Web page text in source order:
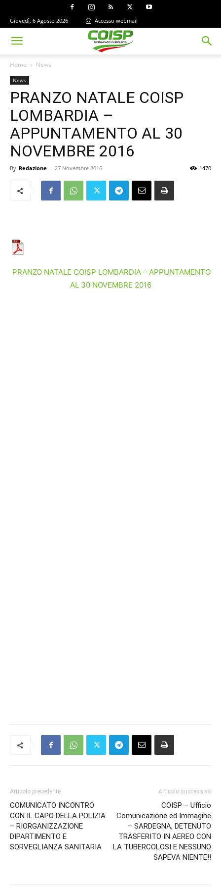
Giovedì, 6 Agosto 2026 Accesso webmail
Home News
News
PRANZO NATALE COISP
LOMBARDIA –
APPUNTAMENTO AL 30
NOVEMBRE 2016
By Redazione - 27 Novembre 2016 1470
PRANZO NATALE COISP LOMBARDIA – APPUNTAMENTO
AL 30 NOVEMBRE 2016
Articolo precedente
COMUNICATO INCONTRO
CON IL CAPO DELLA POLIZIA
– RIORGANIZZAZIONE
DIPARTIMENTO E
SORVEGLIANZA SANITARIA
Articolo successivo
COISP – Ufficio
Comunicazione ed Immagine
– SARDEGNA, DETENUTO
TRASFERITO IN AEREO CON
LA TUBERCOLOSI E NESSUNO
SAPEVA NIENTE!!